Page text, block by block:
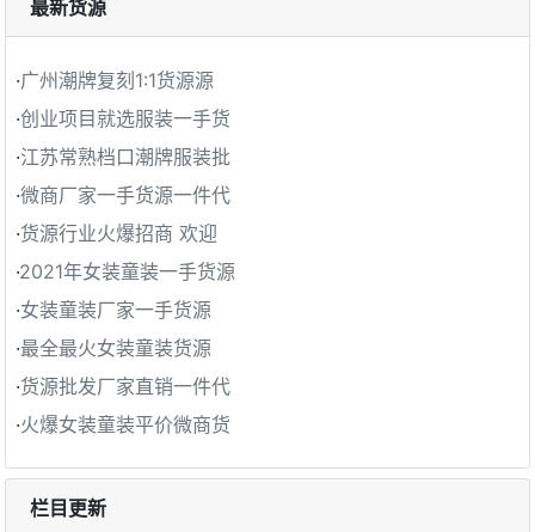
最新货源
·广州潮牌复刻1:1货源源
·创业项目就选服装一手货
·江苏常熟档口潮牌服装批
·微商厂家一手货源一件代
·货源行业火爆招商 欢迎
·2021年女装童装一手货源
·女装童装厂家一手货源
·最全最火女装童装货源
·货源批发厂家直销一件代
·火爆女装童装平价微商货
栏目更新